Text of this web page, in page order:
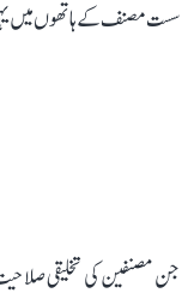
سست مصنف کے ہاتھوں میں
جن مصنفین کی تخلیقی